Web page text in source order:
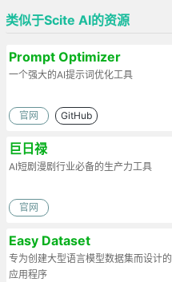
类似于Scite AI的资源
Prompt Optimizer
一个强大的AI提示词优化工具
官网 GitHub
巨日禄
AI短剧漫剧行业必备的生产力工具
官网
Easy Dataset
专为创建大型语言模型数据集而设计的
应用程序